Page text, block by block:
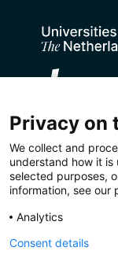
Privacy on
We collect and
understand how it is
selected purposes,
information, see our
Analytics
Consent details